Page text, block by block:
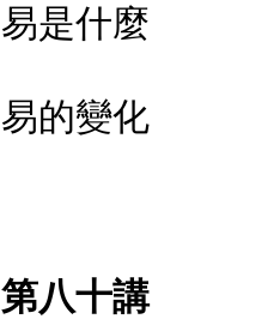
易是什麼
易的變化
第八十講